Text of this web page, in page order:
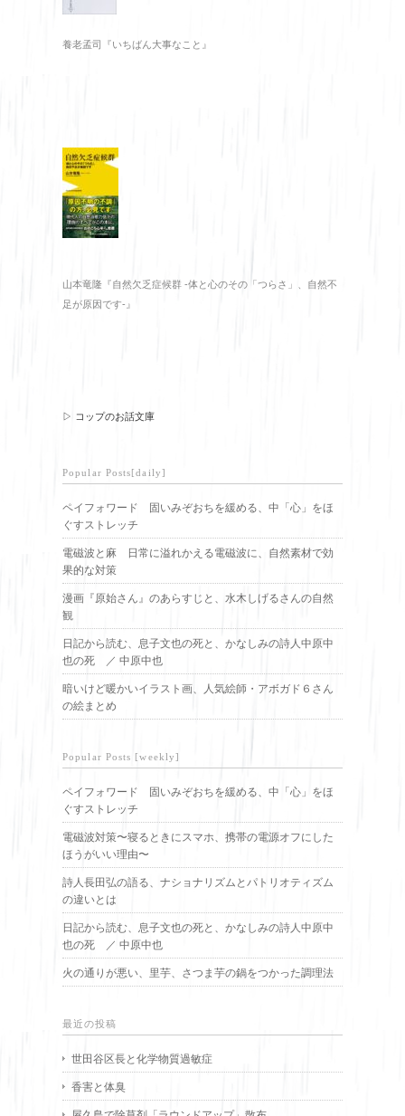
養老孟司『いちばん大事なこと』
山本竜隆『自然欠乏症候群 -体と心のその「つらさ」、自然不
足が原因です-』
▷ コップのお話文庫
Popular Posts[daily]
ペイフォワード 固いみぞおちを緩める、中「心」をほ
ぐすストレッチ
電磁波と麻 日常に溢れかえる電磁波に、自然素材で効
果的な対策
漫画『原始さん』のあらすじと、水木しげるさんの自然
観
日記から読む、息子文也の死と、かなしみの詩人中原中
也の死 ／ 中原中也
暗いけど暖かいイラスト画、人気絵師・アボガド６さん
の絵まとめ
Popular Posts [weekly]
ペイフォワード 固いみぞおちを緩める、中「心」をほ
ぐすストレッチ
電磁波対策〜寝るときにスマホ、携帯の電源オフにした
ほうがいい理由〜
詩人長田弘の語る、ナショナリズムとパトリオティズム
の違いとは
日記から読む、息子文也の死と、かなしみの詩人中原中
也の死 ／ 中原中也
火の通りが悪い、里芋、さつま芋の鍋をつかった調理法
最近の投稿
世田谷区長と化学物質過敏症
香害と体臭